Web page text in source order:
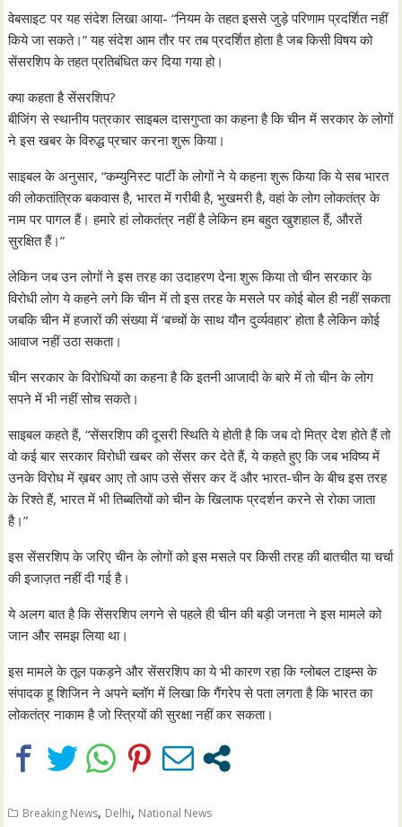
वेबसाइट पर यह संदेश लिखा आया- “नियम के तहत इससे जुड़े परिणाम प्रदर्शित नहीं
किये जा सकते।” यह संदेश आम तौर पर तब प्रदर्शित होता है जब किसी विषय को
सेंसरशिप के तहत प्रतिबंधित कर दिया गया हो।
क्या कहता है सेंसरशिप?
बीजिंग से स्थानीय पत्रकार साइबल दासगुप्ता का कहना है कि चीन में सरकार के लोगों
ने इस खबर के विरुद्ध प्रचार करना शुरू किया।
साइबल के अनुसार, “कम्युनिस्ट पार्टी के लोगों ने ये कहना शुरू किया कि ये सब भारत
की लोकतांत्रिक बकवास है, भारत में गरीबी है, भुखमरी है, वहां के लोग लोकतंत्र के
नाम पर पागल हैं। हमारे हां लोकतंत्र नहीं है लेकिन हम बहुत खुशहाल हैं, औरतें
सुरक्षित हैं।”
लेकिन जब उन लोगों ने इस तरह का उदाहरण देना शुरू किया तो चीन सरकार के
विरोधी लोग ये कहने लगे कि चीन में तो इस तरह के मसले पर कोई बोल ही नहीं सकता
जबकि चीन में हजारों की संख्या में ‘बच्चों के साथ यौन दुर्व्यवहार’ होता है लेकिन कोई
आवाज नहीं उठा सकता।
चीन सरकार के विरोधियों का कहना है कि इतनी आजादी के बारे में तो चीन के लोग
सपने में भी नहीं सोच सकते।
साइबल कहते हैं, “सेंसरशिप की दूसरी स्थिति ये होती है कि जब दो मित्र देश होते हैं तो
वो कई बार सरकार विरोधी खबर को सेंसर कर देते हैं, ये कहते हुए कि जब भविष्य में
उनके विरोध में ख़बर आए तो आप उसे सेंसर कर दें और भारत-चीन के बीच इस तरह
के रिश्ते हैं, भारत में भी तिब्बतियों को चीन के खिलाफ प्रदर्शन करने से रोका जाता
है।”
इस सेंसरशिप के जरिए चीन के लोगों को इस मसले पर किसी तरह की बातचीत या चर्चा
की इजाज़त नहीं दी गई है।
ये अलग बात है कि सेंसरशिप लगने से पहले ही चीन की बड़ी जनता ने इस मामले को
जान और समझ लिया था।
इस मामले के तूल पकड़ने और सेंसरशिप का ये भी कारण रहा कि ग्लोबल टाइम्स के
संपादक हू शिजिन ने अपने ब्लॉग में लिखा कि गैंगरेप से पता लगता है कि भारत का
लोकतंत्र नाकाम है जो स्त्रियों की सुरक्षा नहीं कर सकता।
Breaking News, Delhi, National News